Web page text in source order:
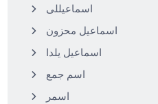
اسماعیللی
اسماعیل محزون
اسماعیل یلدا
اسم جمع
اسمر